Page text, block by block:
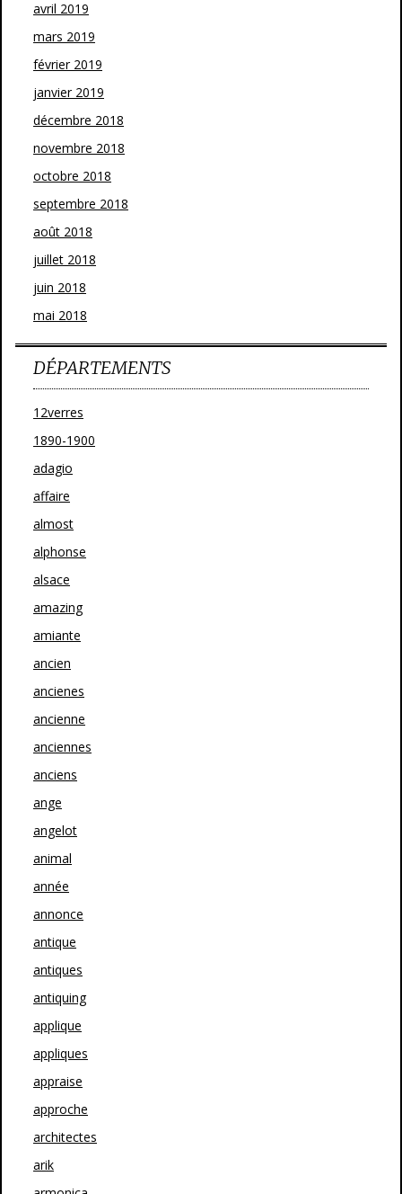
avril 2019
mars 2019
février 2019
janvier 2019
décembre 2018
novembre 2018
octobre 2018
septembre 2018
août 2018
juillet 2018
juin 2018
mai 2018
DÉPARTEMENTS
12verres
1890-1900
adagio
affaire
almost
alphonse
alsace
amazing
amiante
ancien
ancienes
ancienne
anciennes
anciens
ange
angelot
animal
année
annonce
antique
antiques
antiquing
applique
appliques
appraise
approche
architectes
arik